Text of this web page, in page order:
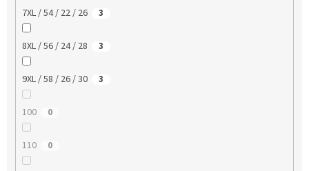
7XL / 54 / 22 / 26 3
8XL / 56 / 24 / 28 3
9XL / 58 / 26 / 30 3
100 0
110 0